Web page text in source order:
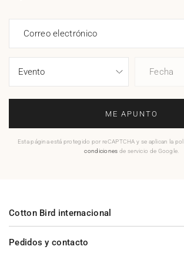
Correo electrónico
Fecha
ME APUNTO
Esta página está protegido por reCAPTCHA y se aplican la
condiciones de servicio de Google.
Pedidos y contacto
Cotton Bird internacional